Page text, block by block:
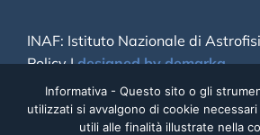
INAF: Istituto Nazionale di
Policy|designed by demarka
Informativa - Questo sito o gli
utilizzati si avvalgono di cookie
utili alle finalità illustrate nella